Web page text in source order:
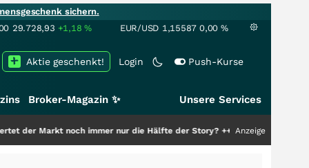
sichern.
29.728,93 +1,18% EUR/USD 1,15587 0,00 %
Login Push-Kurse
Aktie geschenkt!
Broker-Magazin ✨ Unsere Services
noch immer nur die Hälfte der Story?+++ Anzeige